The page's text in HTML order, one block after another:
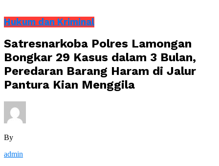
Hukum dan Kriminal
Satresnarkoba Polres Lamongan
Bongkar 29 Kasus dalam 3 Bulan,
Peredaran Barang Haram di Jalur
Pantura Kian Menggila
By
admin